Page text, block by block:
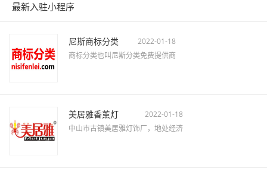
最新入驻小程序
尼斯商标分类
2022-01-18
商标分类也叫尼斯分类免费提供商
美居雅香薰灯
2022-01-18
中山市古镇美居雅灯饰厂，地处经济